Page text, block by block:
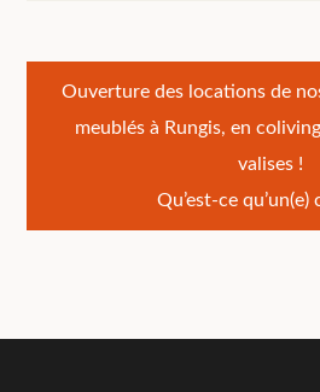
Navigation
l’article
Ouverture des locations de
meublés à Rungis, en
valises !
Qu’est-ce qu’un(e)